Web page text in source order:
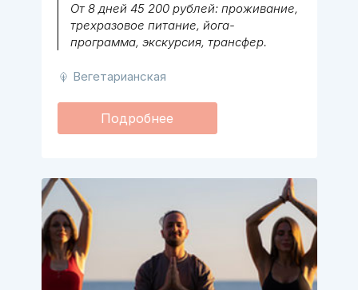
От 8 дней 45 200 рублей: проживание,
трехразовое питание, йога-
программа, экскурсия, трансфер.
Вегетарианская
Подробнее